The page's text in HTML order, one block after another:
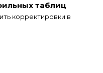
таблиц
корректировки в